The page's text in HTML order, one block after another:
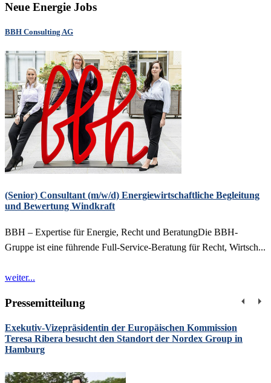
Neue Energie Jobs
BBH Consulting AG
(Senior) Consultant (m/w/d) Energiewirtschaftliche Begleitung
und Bewertung Windkraft
BBH – Expertise für Energie, Recht und BeratungDie BBH-
Gruppe ist eine führende Full-Service-Beratung für Recht, Wirtsch...
weiter...
Pressemitteilung
Exekutiv-Vizepräsidentin der Europäischen Kommission
Teresa Ribera besucht den Standort der Nordex Group in
Hamburg